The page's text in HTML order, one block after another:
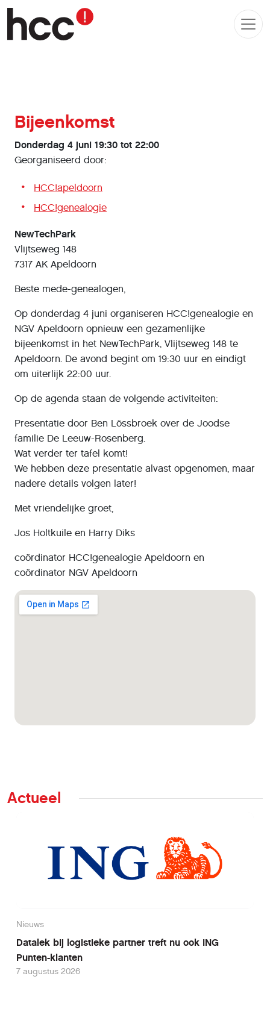
Bijeenkomst
Donderdag 4 juni 19:30 tot 22:00
Georganiseerd door:
HCC!apeldoorn
HCC!genealogie
NewTechPark
Vlijtseweg 148
7317 AK Apeldoorn
Beste mede-genealogen,
Op donderdag 4 juni organiseren HCC!genealogie en
NGV Apeldoorn opnieuw een gezamenlijke
bijeenkomst in het NewTechPark, Vlijtseweg 148 te
Apeldoorn. De avond begint om 19:30 uur en eindigt
om uiterlijk 22:00 uur.
Op de agenda staan de volgende activiteiten:
Presentatie door Ben Lössbroek over de Joodse
familie De Leeuw-Rosenberg.
Wat verder ter tafel komt!
We hebben deze presentatie alvast opgenomen, maar
nadere details volgen later!
Met vriendelijke groet,
Jos Holtkuile en Harry Diks
coördinator HCC!genealogie Apeldoorn en
coördinator NGV Apeldoorn
Actueel
Nieuws
Datalek bij logistieke partner treft nu ook ING
Punten-klanten
7 augustus 2026